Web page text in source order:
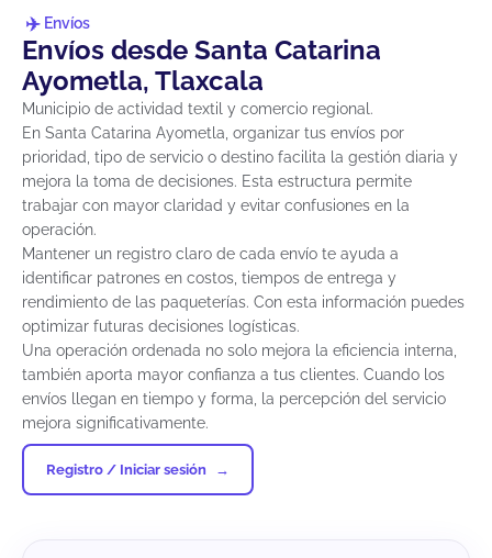
Envíos
Envíos desde Santa Catarina
Ayometla, Tlaxcala
Municipio de actividad textil y comercio regional.
En Santa Catarina Ayometla, organizar tus envíos por
prioridad, tipo de servicio o destino facilita la gestión diaria y
mejora la toma de decisiones. Esta estructura permite
trabajar con mayor claridad y evitar confusiones en la
operación.
Mantener un registro claro de cada envío te ayuda a
identificar patrones en costos, tiempos de entrega y
rendimiento de las paqueterías. Con esta información puedes
optimizar futuras decisiones logísticas.
Una operación ordenada no solo mejora la eficiencia interna,
también aporta mayor confianza a tus clientes. Cuando los
envíos llegan en tiempo y forma, la percepción del servicio
mejora significativamente.
Registro / Iniciar sesión